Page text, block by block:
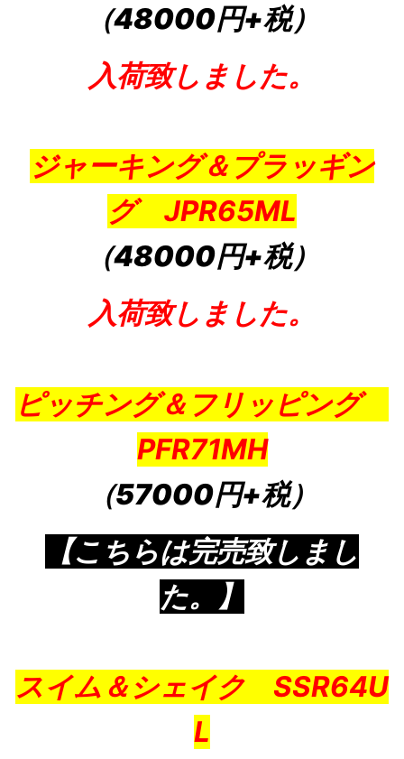
（48000円+税）
入荷致しました。
ジャーキング＆プラッギン
グ JPR65ML
（48000円+税）
入荷致しました。
ピッチング＆フリッピング
PFR71MH
（57000円+税）
【こちらは完売致しまし
た。】
スイム＆シェイク SSR64U
L